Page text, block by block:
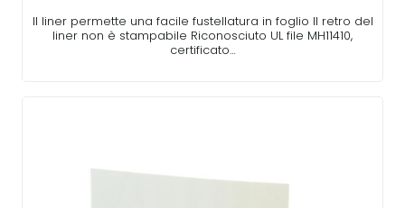
Il liner permette una facile fustellatura in foglio Il retro del
liner non è stampabile Riconosciuto UL file MH11410,
certificato…